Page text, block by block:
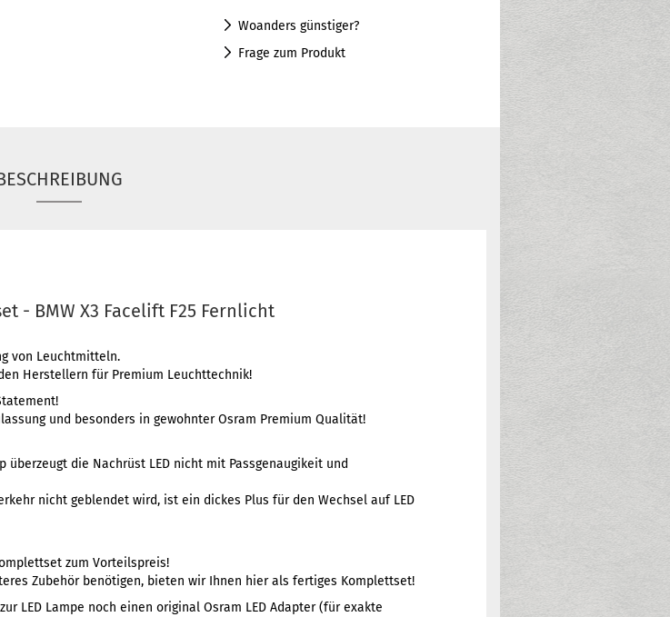
Woanders günstiger?
Frage zum Produkt
- BMW X3 Facelift F25 Fernlicht
von Leuchtmitteln.
Herstellern für Premium Leuchttechnik!
und besonders in gewohnter Osram Premium Qualität!
die Nachrüst LED nicht mit Passgenaugikeit und
nicht geblendet wird, ist ein dickes Plus für den Wechsel auf LED
zum Vorteilspreis!
Zubehör benötigen, bieten wir Ihnen hier als fertiges Komplettset!
LED Lampe noch einen original Osram LED Adapter (für exakte